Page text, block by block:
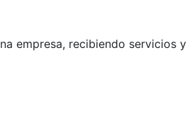
empresa, recibiendo servicios y